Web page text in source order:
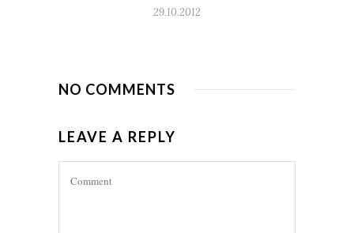
29.10.2012
NO COMMENTS
LEAVE A REPLY